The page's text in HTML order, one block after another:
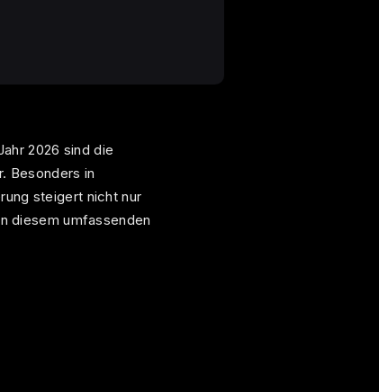
2026 sind die
Besonders in
steigert nicht nur
diesem umfassenden